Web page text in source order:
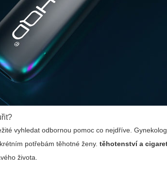
vyhledat odbornou pomoc co nejdříve.
potřebám těhotné ženy.těhotenství a
života.